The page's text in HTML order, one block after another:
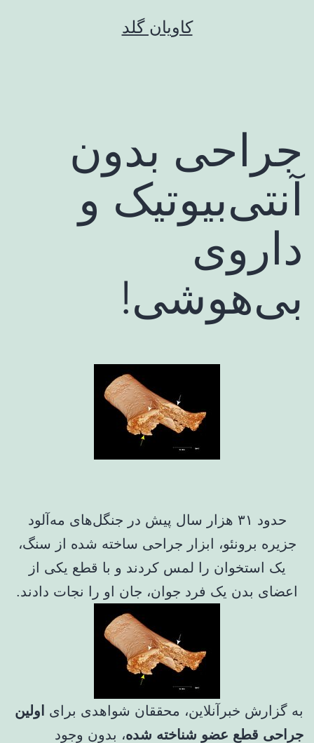
کاویان گلد
جراحی بدون
آنتی‌بیوتیک و
داروی
بی‌هوشی!
حدود ۳۱ هزار سال پیش در جنگل‌های مه‌آلود
جزیره برونئو، ابزار جراحی ساخته شده از سنگ،
یک استخوان را لمس کردند و با قطع یکی از
اعضای بدن یک فرد جوان، جان او را نجات دادند.
به گزارش خبرآنلاین، محققان شواهدی برای
اولین
جراحی قطع عضو شناخته شده، بدون وجود